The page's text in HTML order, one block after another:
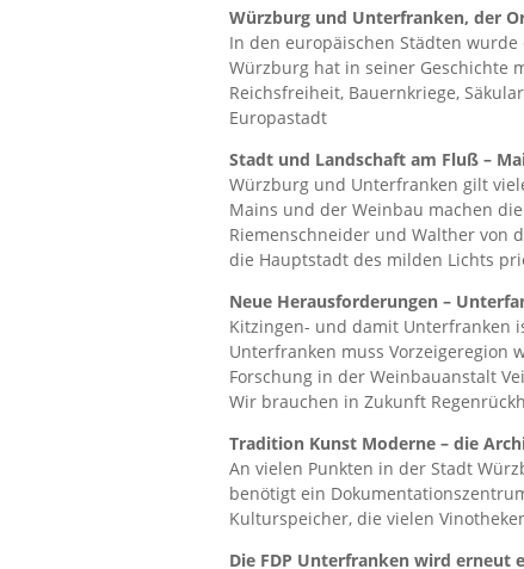
Würzburg und Unterfranken, der
In den europäischen Städten
Würzburg hat in seiner Geschichte
Reichsfreiheit, Bauernkriege,
Europastadt
Stadt und Landschaft am Fluß –
Würzburg und Unterfranken gilt
Mains und der Weinbau machen
Riemenschneider und Walther von
die Hauptstadt des milden Lichts
Neue Herausforderungen –
Kitzingen- und damit Unterfranken
Unterfranken muss Vorzeigeregion
Forschung in der Weinbauanstalt
Wir brauchen in Zukunft
Tradition Kunst Moderne – die
An vielen Punkten in der Stadt
benötigt ein
Kulturspeicher, die vielen
Die FDP Unterfranken wird